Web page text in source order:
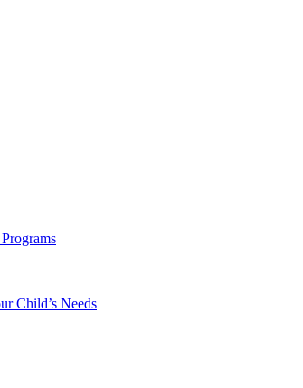
Child’s Needs